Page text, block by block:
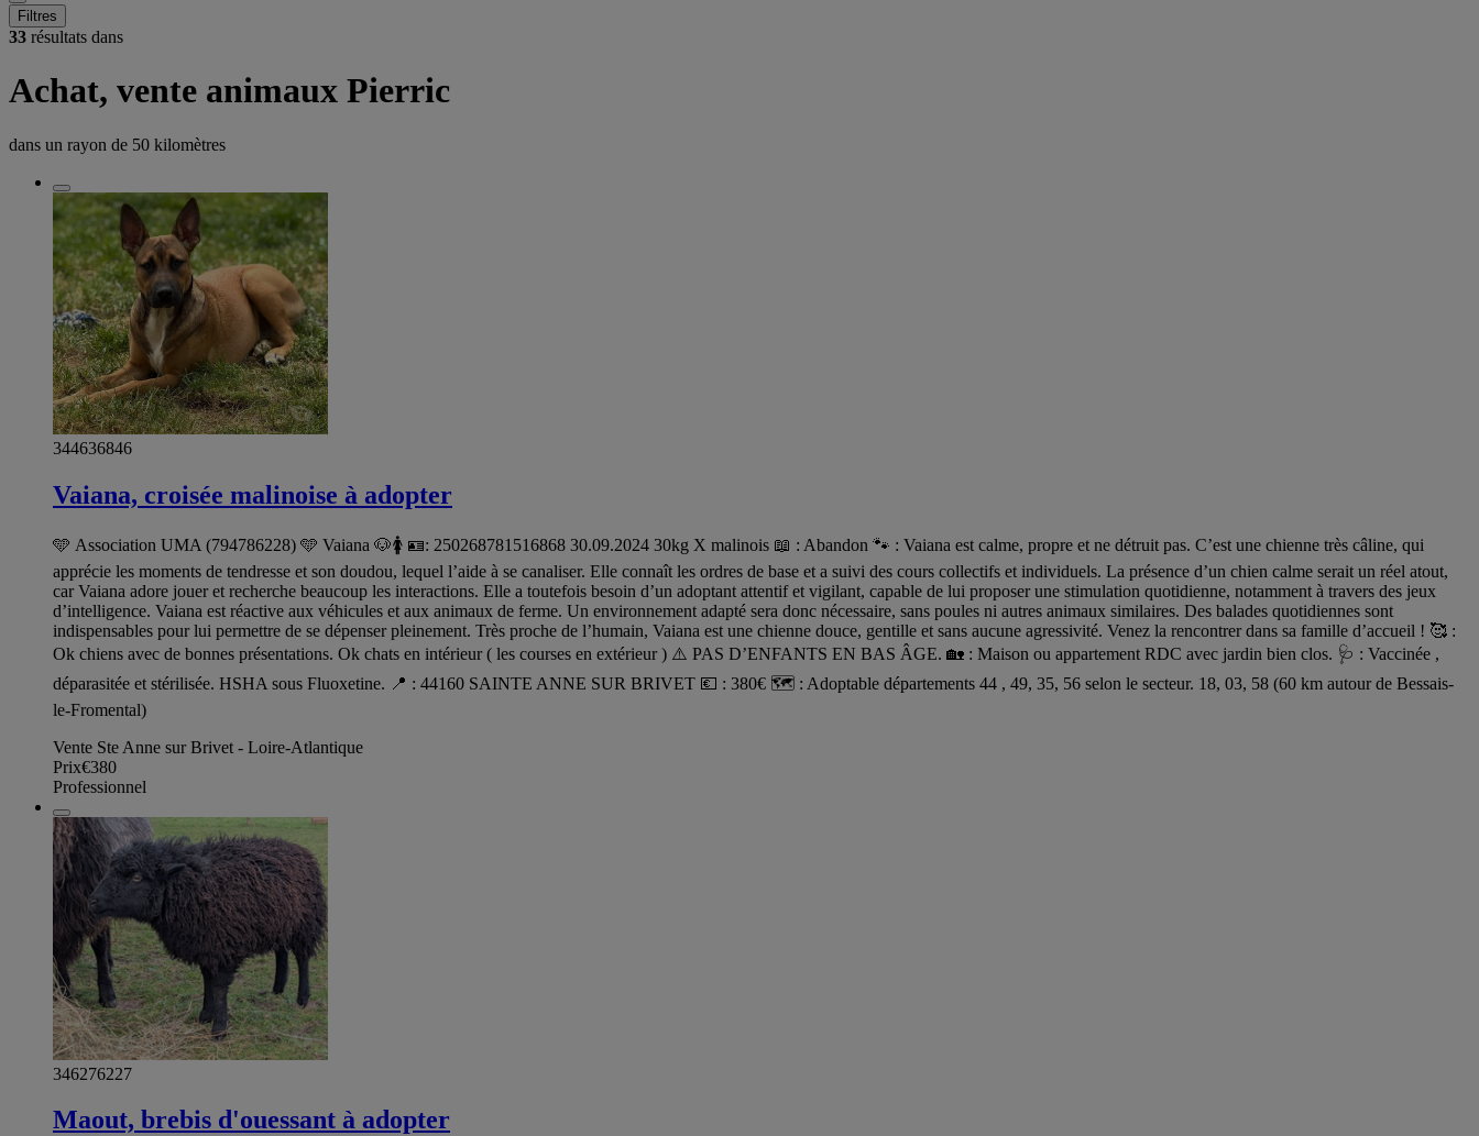
Filtres
33 résultats dans
Achat, vente animaux Pierric
dans un rayon de 50 kilomètres
344636846
Vaiana, croisée malinoise à adopter
🩵 Association UMA (794786228) 🩵 Vaiana 🐶🚺 🪪: 250268781516868 30.09.2024 30kg X malinois 📖 : Abandon 🐾 : Vaiana est calme, propre et ne détruit pas. C’est une chienne très câline, qui
apprécie les moments de tendresse et son doudou, lequel l’aide à se canaliser. Elle connaît les ordres de base et a suivi des cours collectifs et individuels. La présence d’un chien calme serait un réel atout,
car Vaiana adore jouer et recherche beaucoup les interactions. Elle a toutefois besoin d’un adoptant attentif et vigilant, capable de lui proposer une stimulation quotidienne, notamment à travers des jeux
d’intelligence. Vaiana est réactive aux véhicules et aux animaux de ferme. Un environnement adapté sera donc nécessaire, sans poules ni autres animaux similaires. Des balades quotidiennes sont
indispensables pour lui permettre de se dépenser pleinement. Très proche de l’humain, Vaiana est une chienne douce, gentille et sans aucune agressivité. Venez la rencontrer dans sa famille d’accueil ! 🥰 :
Ok chiens avec de bonnes présentations. Ok chats en intérieur ( les courses en extérieur ) ⚠️ PAS D’ENFANTS EN BAS ÂGE. 🏡 : Maison ou appartement RDC avec jardin bien clos. 🩺 : Vaccinée ,
déparasitée et stérilisée. HSHA sous Fluoxetine. 📍 : 44160 SAINTE ANNE SUR BRIVET 💶 : 380€ 🗺️ : Adoptable départements 44 , 49, 35, 56 selon le secteur. 18, 03, 58 (60 km autour de Bessais-
le-Fromental)
Vente Ste Anne sur Brivet - Loire-Atlantique
Prix€380
Professionnel
346276227
Maout, brebis d'ouessant à adopter